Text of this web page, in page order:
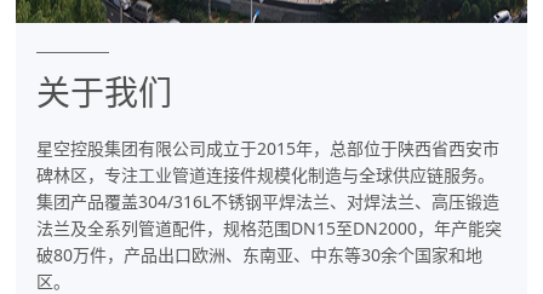
关于我们
星空控股集团有限公司成立于2015年，总部位于陕西省西安市
碑林区，专注工业管道连接件规模化制造与全球供应链服务。
集团产品覆盖304/316L不锈钢平焊法兰、对焊法兰、高压锻造
法兰及全系列管道配件，规格范围DN15至DN2000，年产能突
破80万件，产品出口欧洲、东南亚、中东等30余个国家和地
区。